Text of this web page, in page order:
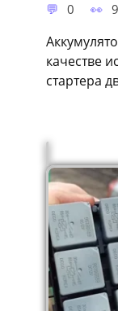
0
качестве
стартера